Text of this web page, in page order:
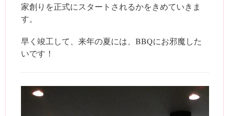
家創りを正式にスタートされるかをきめていきま
す。
早く竣工して、来年の夏には、BBQにお邪魔した
いです！